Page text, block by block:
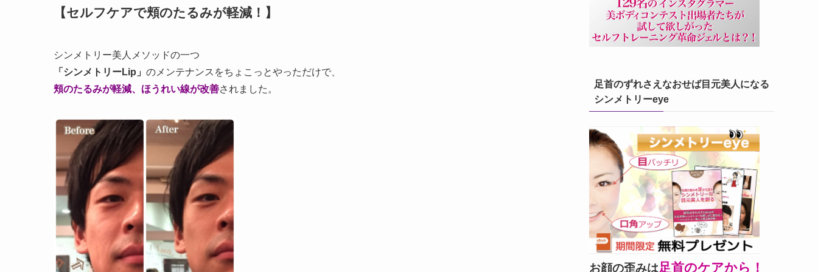
【セルフケアで頬のたるみが軽減！】
シンメトリー美人メソッドの一つ
「シンメトリーLip」 のメンテナンスをちょこっとやっただけで、
頬のたるみが軽減、ほうれい線が改善されました。
足首のずれさえなおせば目元美人になる
シンメトリーeye
お顔の歪みは足首のケアから！